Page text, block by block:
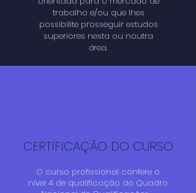
trabalho e/ou que lhes
possibilite prosseguir estudos
superiores nesta ou noutra
área.
CERTIFICAÇÃO DO CURSO
O curso profissional confere o
nível 4 de qualificação do Quadro